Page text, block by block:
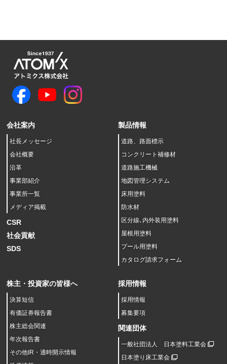
会社案内
社長メッセージ
会社概要
沿革
事業部紹介
事業所一覧
メディア掲載
CSR
社会貢献
SDS
製品情報
道路、路面標示
コンクリート補修材
道路施工機械
地図管理システム
床用塗料
防水材
区分線､内外装用塗料
屋根用塗料
プール用塗料
カタログ請求フォーム
株主・投資家の皆様へ
決算短信
有価証券報告書
株主総会関連
年次報告書
その他IR・適時開示情報
採用情報
採用情報
募集要項
関連団体
一般社団法人 日本塗料工業会
日本塗り床工業会